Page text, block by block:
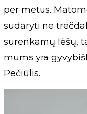
per metus.
sudaryti ne
surenkamų lėšų,
mums yra
Pečiūlis.